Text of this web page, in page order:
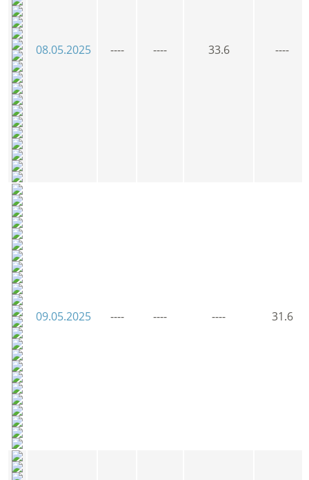
08.05.2025 ---- ---- 33.6 ----
09.05.2025 ---- ---- ---- 31.6